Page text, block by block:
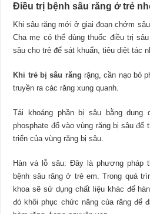
Điều trị bệnh sâu răng ở trẻ
Khi sâu răng mới ở giai đoạn chớm
Cha mẹ có thể dùng thuốc điều trị
sâu cho trẻ để sát khuẩn, tiêu diệt tác
Khi trẻ bị sâu răng rặng, cần nạo bỏ
truyền ra các răng xung quanh.
Tái khoáng phần bị sâu bằng dung
phosphate đổ vào vùng răng bị sâu để
triển của vùng răng bị sâu.
Hàn vá lỗ sâu: Đây là phương pháp
bệnh sâu răng ở trẻ em. Trong quá
khoa sẽ sử dụng chất liệu khác để
đó khôi phục chức năng của răng để